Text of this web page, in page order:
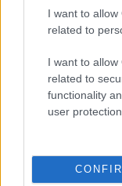
I want to
related to
I want to
related to
functionality
user protection.